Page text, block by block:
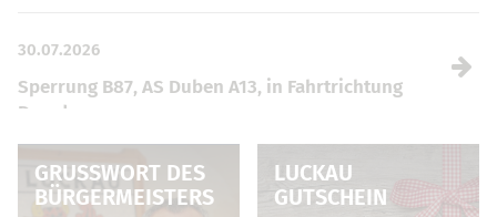
30.07.2026
Sperrung B87, AS Duben A13, in Fahrtrichtung
Dresden
Anschlussstelle Duben (Auf- und Abfahrt) sowie die
Zufahrt …
GRUSSWORT DES B
ÜRGERMEISTERS
LUCKAU
GUTSCHEIN